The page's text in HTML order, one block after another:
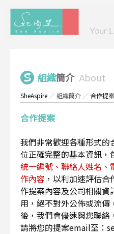
組織簡介 About
SheAspire ／組織簡介 ／ 合作提案
合作提案
我們非常歡迎各種形式
位正確完整的基本資訊，
統一編號、聯絡人姓名、
作內容 ，以利加速評估
作提案內容及公司相關
用，絕不對外公佈或流
後，我們會儘速與您聯絡
請將您的提案email至：